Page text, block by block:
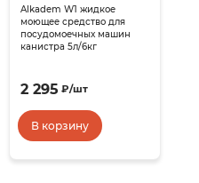
Alkadem W1 жидкое
моющее средство для
посудомоечных машин
канистра 5л/6кг
2 295 ₽/шт
В корзину